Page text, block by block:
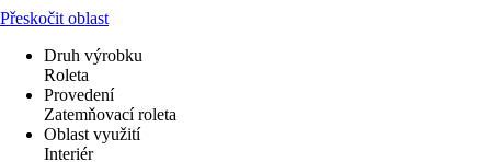
Přeskočit oblast
Druh výrobku
Roleta
Provedení
Zatemňovací roleta
Oblast využití
Interiér